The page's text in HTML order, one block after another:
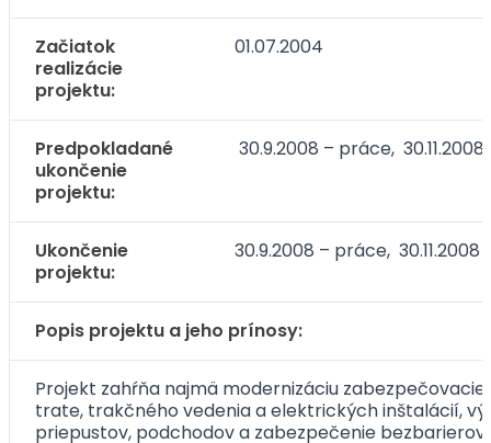
Začiatok
realizácie
projektu:
01.07.2004
Predpokladané
ukončenie
projektu:
30.9.2008 – práce,
Ukončenie
projektu:
30.9.2008 – práce,
Popis projektu a jeho prínosy:
Projekt zahŕňa najmä modernizáciu
trate, trakčného vedenia a elektrických inštalácií,
priepustov, podchodov a zabezpečenie